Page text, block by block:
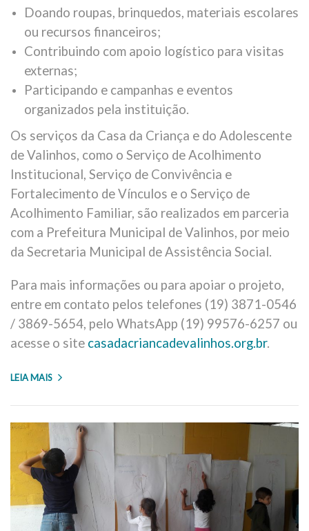
Doando roupas, brinquedos, materiais escolares
ou recursos financeiros;
Contribuindo com apoio logístico para visitas
externas;
Participando e campanhas e eventos
organizados pela instituição.
Os serviços da Casa da Criança e do Adolescente
de Valinhos, como o Serviço de Acolhimento
Institucional, Serviço de Convivência e
Fortalecimento de Vínculos e o Serviço de
Acolhimento Familiar, são realizados em parceria
com a Prefeitura Municipal de Valinhos, por meio
da Secretaria Municipal de Assistência Social.
Para mais informações ou para apoiar o projeto,
entre em contato pelos telefones (19) 3871-0546
/ 3869-5654, pelo WhatsApp (19) 99576-6257 ou
acesse o site casadacriancadevalinhos.org.br.
LEIA MAIS